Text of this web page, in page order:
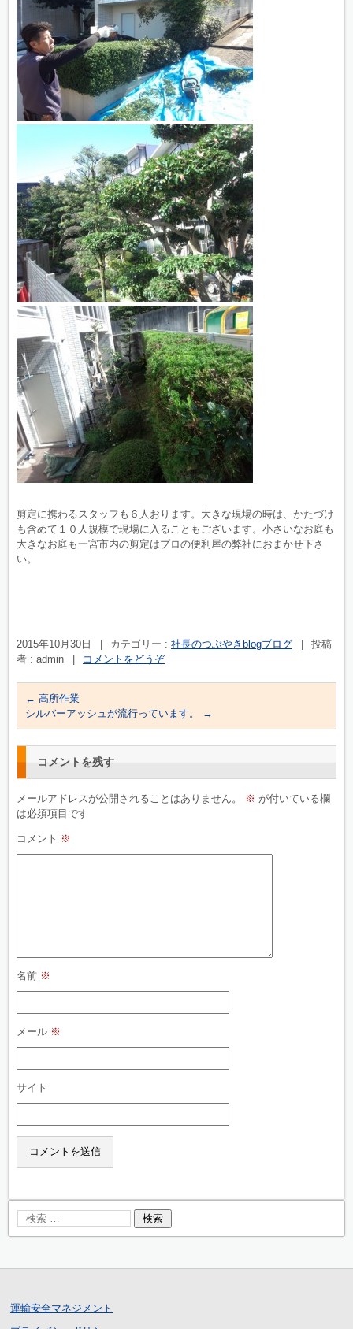
剪定に携わるスタッフも６人おります。大きな現場の時は、かたづけ
も含めて１０人規模で現場に入ることもございます。小さいなお庭も
大きなお庭も一宮市内の剪定はプロの便利屋の弊社におまかせ下さ
い。
2015年10月30日 カテゴリー : 社長のつぶやきblogブログ
投稿
者 : admin
コメントをどうぞ
← 高所作業
シルバーアッシュが流行っています。
→
コメントを残す
メールアドレスが公開されることはありません。 ※ が付いている欄
は必須項目です
コメント ※
名前 ※
メール ※
サイト
運輸安全マネジメント